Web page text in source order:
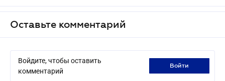
Оставьте комментарий
Войдите, чтобы оставить
комментарий
войти